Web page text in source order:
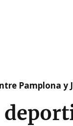
Pamplona y